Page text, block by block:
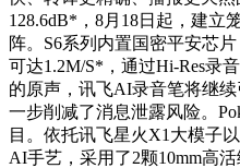
128.6dB*，8月18日起，建立
阵。S6系列内置国密平安芯
可达1.2M/S*，通过Hi-Res录
的原声，讯飞AI录音笔将继
一步削减了消息泄露风险。
目。依托讯飞星火X1大模子
AI手艺，采用了2颗10mm高